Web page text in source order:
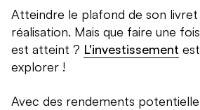
Atteindre le plafond de son livret
réalisation. Mais que faire une
est atteint ? L'investissement
explorer !
Avec des rendements